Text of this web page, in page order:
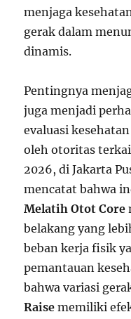
menjaga
gerak dalam
dinamis.
Pentingnya
juga menjadi
evaluasi
oleh otoritas
2026, di Jakarta
mencatat bahwa
Melatih Otot Core
belakang yang
beban kerja fisik
pemantauan
bahwa variasi
Raise memiliki